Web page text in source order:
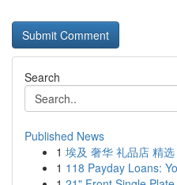
Search
Published News
1 埃及 奢华 礼品店 精选
1 118 Payday Loans: